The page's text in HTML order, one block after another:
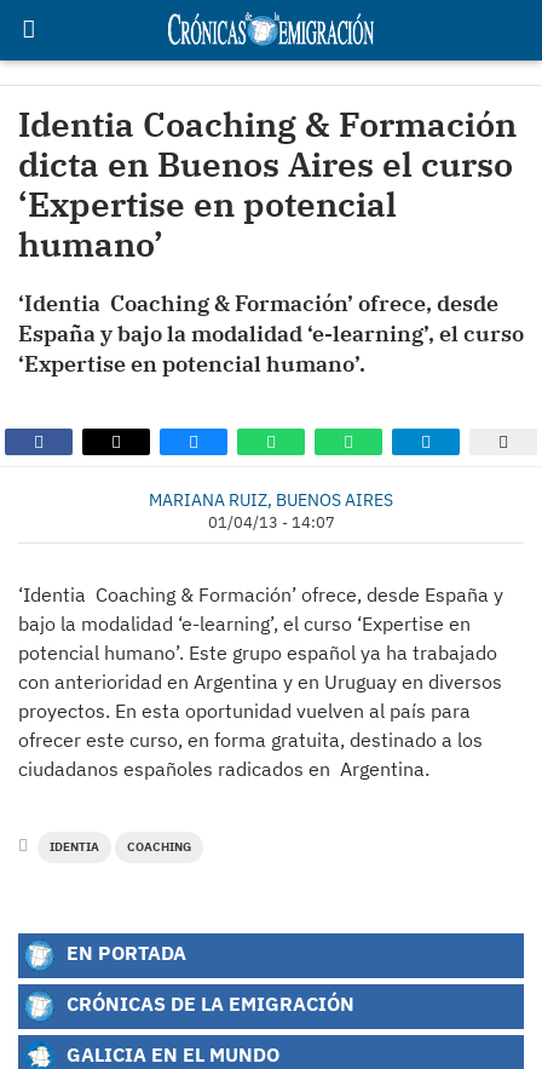
Identia Coaching & Formación
dicta en Buenos Aires el curso
‘Expertise en potencial
humano’
‘Identia Coaching & Formación’ ofrece, desde
España y bajo la modalidad ‘e-learning’, el curso
‘Expertise en potencial humano’.
MARIANA RUIZ, BUENOS AIRES
01/04/13 - 14:07
‘Identia Coaching & Formación’ ofrece, desde España y
bajo la modalidad ‘e-learning’, el curso ‘Expertise en
potencial humano’. Este grupo español ya ha trabajado
con anterioridad en Argentina y en Uruguay en diversos
proyectos. En esta oportunidad vuelven al país para
ofrecer este curso, en forma gratuita, destinado a los
ciudadanos españoles radicados en Argentina.
IDENTIA COACHING
EN PORTADA
CRÓNICAS DE LA EMIGRACIÓN
GALICIA EN EL MUNDO